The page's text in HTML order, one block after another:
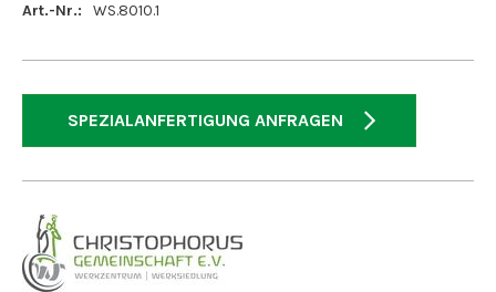
Art.-Nr.: WS.8010.1
SPEZIALANFERTIGUNG ANFRAGEN